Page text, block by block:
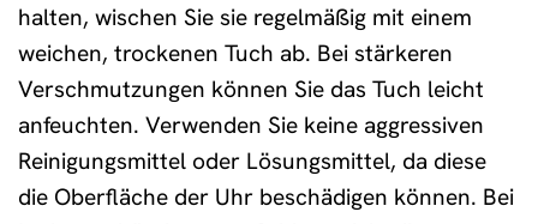
halten, wischen Sie sie regelmäßig mit einem
weichen, trockenen Tuch ab. Bei stärkeren
Verschmutzungen können Sie das Tuch leicht
anfeuchten. Verwenden Sie keine aggressiven
Reinigungsmittel oder Lösungsmittel, da diese
die Oberfläche der Uhr beschädigen können. Bei